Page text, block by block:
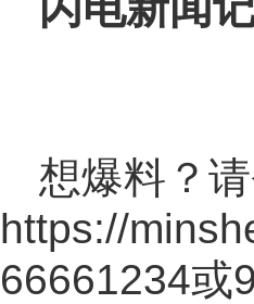
想爆料？
https://
66661234或